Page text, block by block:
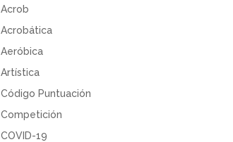
Acrob
Acrobática
Aeróbica
Artística
Código Puntuación
Competición
COVID-19